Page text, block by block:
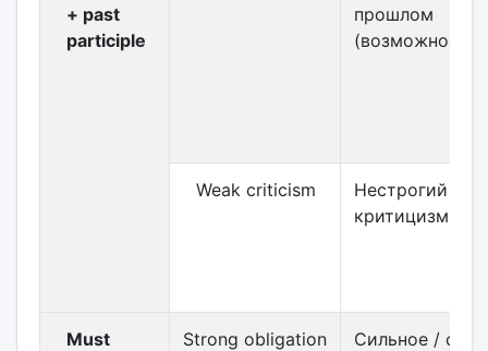
+ past
participle
прошлом
(возможность)
Weak criticism
Нестрогий
критицизм
Must Strong obligation
Сильное /